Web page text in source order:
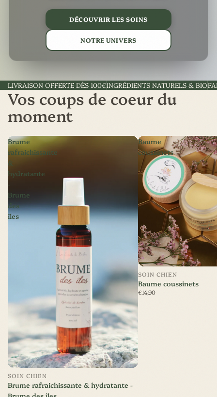
DÉCOUVRIR LES SOINS
NOTRE UNIVERS
LIVRAISON OFFERTE DÈS 100€INGRÉDIENTS NATURELS & BIO
Vos coups de coeur du
moment
Brume
rafraichissante
&
hydratante
-
Brume
des
îles
Nouveauté
SOIN CHIEN
Brume rafraichissante & hydratante -
Baume
coussinets
SOIN CHIEN
Baume coussinets
€14,90